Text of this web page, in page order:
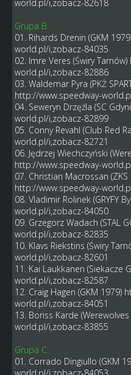
world.pl/i,zobacz-82618
Grupa B:
01. Rihards Drenin (GKM
world.pl/i,zobacz-84035
02. Imre Veres (Świry Tarnów)
world.pl/i,zobacz-82886
03. Waldemar Pyra (PKŻ
http://www.speedway-
04. Seweryn Drzęźla (SC
world.pl/i,zobacz-82899
05. Conny Revahl (Club Red
world.pl/i,zobacz-82721
06. Jędrzej Wiechczyński
http://www.speedway-
07. Christian Macrossan
http://www.speedway-
08. Vladimir Rolinek (GRYFY
world.pl/i,zobacz-84050
09. Grzegorz Wadach (STAL
world.pl/i,zobacz-82835
10. Klavs Riekstins (Świry
world.pl/i,zobacz-82601
11. Kai Laukkanen (Siekacze
world.pl/i,zobacz-82587
12. Craig Hagen (GKM 1979)
world.pl/i,zobacz-84051
13. Boriss Karde (Werewolves
world.pl/i,zobacz-83855
Grupa C:
01. Corrado Dingiullo (GKM